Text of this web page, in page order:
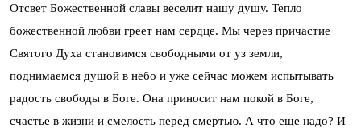
Отсвет Божественной славы веселит нашу душу. Тепло
божественной любви греет нам сердце. Мы через причастие
Святого Духа становимся свободными от уз земли,
поднимаемся душой в небо и уже сейчас можем испытывать
радость свободы в Боге. Она приносит нам покой в Боге,
счастье в жизни и смелость перед смертью. А что еще надо? И